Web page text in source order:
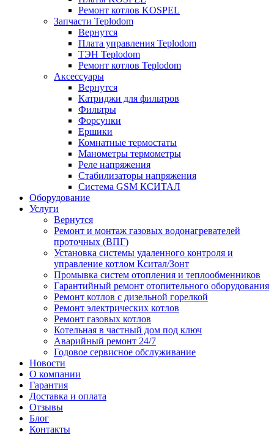
Ремонт котлов KOSPEL
Запчасти Teplodom
Вернутся
Плата управления Teplodom
ТЭН Teplodom
Ремонт котлов Teplodom
Аксессуары
Вернутся
Катриджи для фильтров
Фильтры
Форсунки
Ершики
Комнатные термостаты
Манометры термометры
Реле напряжения
Стабилизаторы напряжения
Система GSM КСИТАЛ
Оборудование
Услуги
Вернутся
Ремонт и монтаж газовых водонагревателей
проточных (ВПГ)
Установка системы удаленного контроля и
управление котлом Кситал/Зонт
Промывка систем отопления и теплообменников
Гарантийный ремонт отопительного оборудования
Ремонт котлов с дизельной горелкой
Ремонт электрических котлов
Ремонт газовых котлов
Котельная в частный дом под ключ
Аварийный ремонт 24/7
Годовое сервисное обслуживание
Новости
О компании
Гарантия
Доставка и оплата
Отзывы
Блог
Контакты